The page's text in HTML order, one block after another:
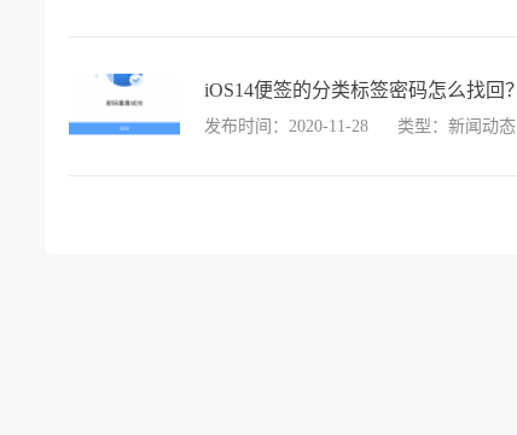
iOS14便签的分类标签密码怎么找回？
发布时间：2020-11-28 类型：新闻动态